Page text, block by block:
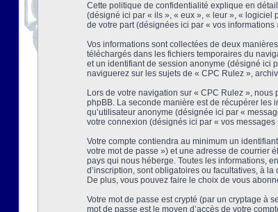
Cette politique de confidentialité explique en
(désigné ici par « ils », « eux », « leur », « logiciel
de votre part (désignées ici par « vos informations
Vos informations sont collectées de deux
téléchargés dans les fichiers temporaires du
et un identifiant de session anonyme (désigné ici
naviguerez sur les sujets de « CPC Rulez »,
Lors de votre navigation sur « CPC Rulez »,
phpBB. La seconde manière est de récupérer les
qu’utilisateur anonyme (désignée ici par «
votre connexion (désignés ici par « vos messages
Votre compte contiendra au minimum un
votre mot de passe ») et une adresse de courrier
pays qui nous héberge. Toutes les informations,
d’inscription, sont obligatoires ou facultatives, à
De plus, vous pouvez faire le choix de vous
Votre mot de passe est crypté (par un cryptage à
mot de passe est le moyen d’accès de votre